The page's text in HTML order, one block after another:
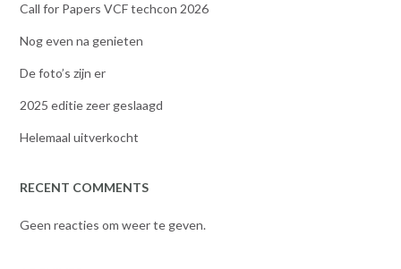
Call for Papers VCF techcon 2026
Nog even na genieten
De foto’s zijn er
2025 editie zeer geslaagd
Helemaal uitverkocht
RECENT COMMENTS
Geen reacties om weer te geven.